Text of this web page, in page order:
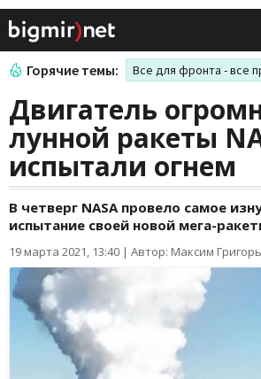
Горячие темы: Все для фронта - все
Двигатель
лунной ракеты
испытали огнем
В четверг NASA провело самое
испытание своей новой мега-
19 марта 2021, 13:40 | Автор: Максим